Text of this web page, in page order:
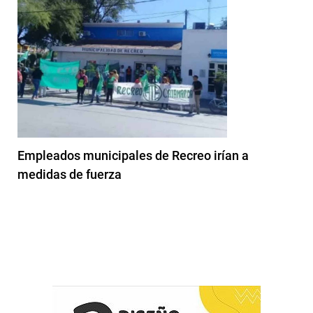
Empleados municipales de Recreo irían a
medidas de fuerza